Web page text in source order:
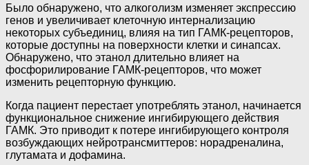
Было обнаружено, что алкоголизм изменяет экспрессию
генов и увеличивает клеточную интернализацию
некоторых субъединиц, влияя на тип ГАМК-рецепторов,
которые доступны на поверхности клетки и синапсах.
Обнаружено, что этанол длительно влияет на
фосфорилирование ГАМК-рецепторов, что может
изменить рецепторную функцию.
Когда пациент перестает употреблять этанол, начинается
функциональное снижение ингибирующего действия
ГАМК. Это приводит к потере ингибирующего контроля
возбуждающих нейротрансмиттеров: норадреналина,
глутамата и дофамина.